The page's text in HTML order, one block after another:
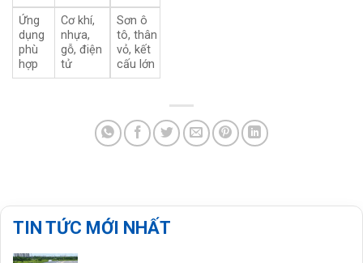
Ứng
dụng
phù
hợp
Cơ khí,
nhựa,
gỗ, điện
tử
Sơn ô
tô, thân
vỏ, kết
cấu lớn
TIN TỨC MỚI NHẤT